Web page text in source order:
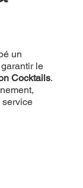
un
le
Cocktails.
service